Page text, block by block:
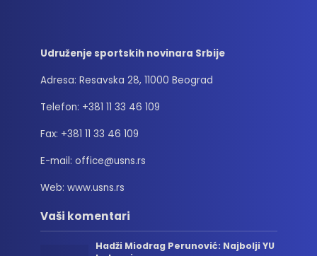
Udruženje sportskih novinara Srbije
Adresa: Resavska 28, 11000 Beograd
Telefon: +381 11 33 46 109
Fax: +381 11 33 46 109
E-mail: office@usns.rs
Web: www.usns.rs
Vaši komentari
Hadži Miodrag Perunović: Najbolji YU